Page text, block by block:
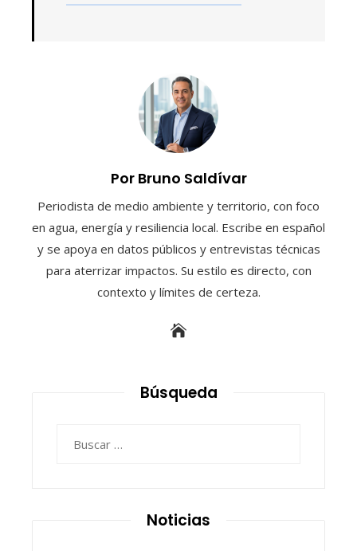
Por Bruno Saldívar
Periodista de medio ambiente y territorio, con foco
en agua, energía y resiliencia local. Escribe en español
y se apoya en datos públicos y entrevistas técnicas
para aterrizar impactos. Su estilo es directo, con
contexto y límites de certeza.
Búsqueda
Noticias